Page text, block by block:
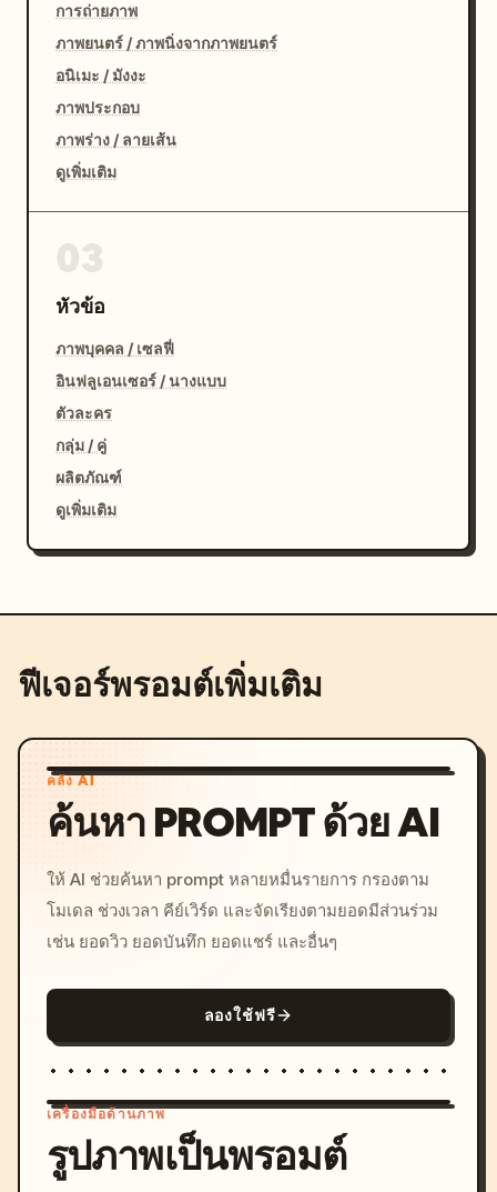
การถ่ายภาพ
ภาพยนตร์ / ภาพนิ่งจากภาพยนตร์
อนิเมะ / มังงะ
ภาพประกอบ
ภาพร่าง / ลายเส้น
ดูเพิ่มเติม
หัวข้อ
ภาพบุคคล / เซลฟี่
อินฟลูเอนเซอร์ / นางแบบ
ตัวละคร
กลุ่ม / คู่
ผลิตภัณฑ์
ดูเพิ่มเติม
ฟีเจอร์พรอมต์เพิ่มเติม
คลัง AI
ค้นหา PROMPT ด้วย AI
ให้ AI ช่วยค้นหา prompt หลายหมื่นรายการ กรองตาม
โมเดล ช่วงเวลา คีย์เวิร์ด และจัดเรียงตามยอดมีส่วนร่วม
เช่น ยอดวิว ยอดบันทึก ยอดแชร์ และอื่นๆ
ลองใช้ฟรี
เครื่องมือด้านภาพ
รูปภาพเป็นพรอมต์